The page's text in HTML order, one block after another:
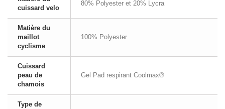
cuissard velo
80% Polyester et 20% Lycra
Matière du
maillot
cyclisme
100% Polyester
Cuissard
peau de
chamois
Gel Pad respirant Coolmax®
Type de